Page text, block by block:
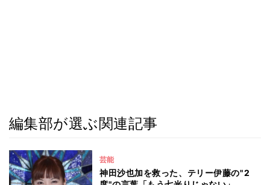
編集部が選ぶ関連記事
芸能
神田沙也加を救った、テリー伊藤の"2